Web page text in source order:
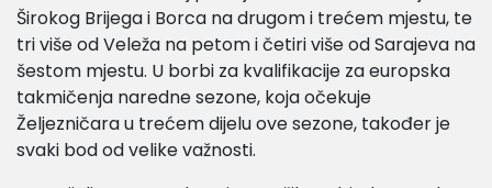
Širokog Brijega i Borca na drugom i trećem mjestu, te
tri više od Veleža na petom i četiri više od Sarajeva na
šestom mjestu. U borbi za kvalifikacije za europska
takmičenja naredne sezone, koja očekuje
Željezničara u trećem dijelu ove sezone, također je
svaki bod od velike važnosti.